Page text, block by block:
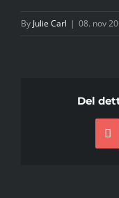
By Julie Carl | 08. nov
Del